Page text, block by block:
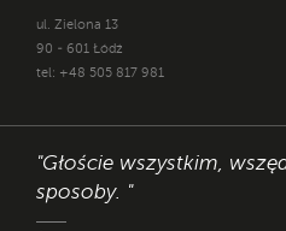
ul. Zielona 13
90 - 601 Łódź
tel: +48 505 817 981
"Głoście wszystkim,
sposoby. "